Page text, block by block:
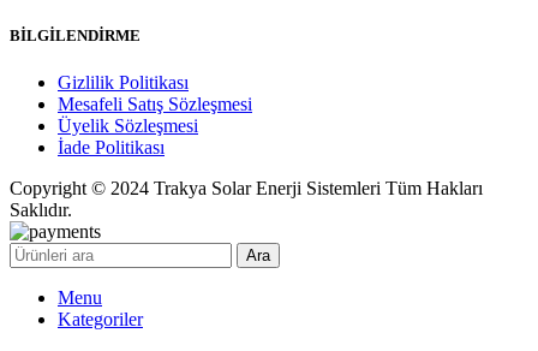
BİLGİLENDİRME
Gizlilik Politikası
Mesafeli Satış Sözleşmesi
Üyelik Sözleşmesi
İade Politikası
Copyright © 2024 Trakya Solar Enerji Sistemleri Tüm Hakları
Saklıdır.
Ara
Menu
Kategoriler